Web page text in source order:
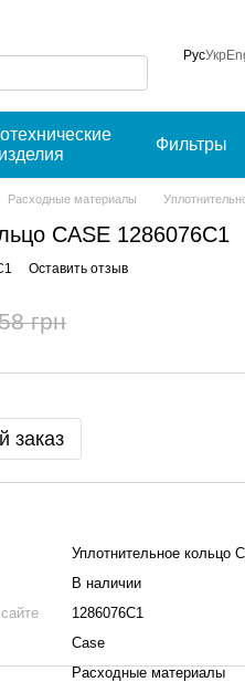
РусУкр
изделия
Фильтры
Расходные материалы
CASE 1286076C1
Оставить отзыв
грн
заказ
Уплотнительное кольцо
В наличии
1286076C1
Case
Расходные материалы